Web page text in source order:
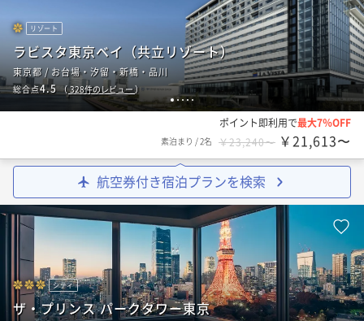
12345
リゾート
ラビスタ東京ベイ（共立リゾート）
東京都 / お台場・汐留・新橋・品川
総合点4.5（328件のレビュー）
ポイント即利用で最大7％OFF
素泊まり /2名 ￥23,240〜 ￥21,613〜
航空券付き宿泊プランを検索
シティ
ザ・プリンス パークタワー東京